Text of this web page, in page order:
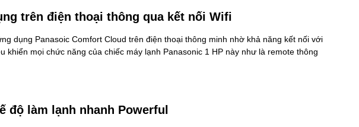
trên điện thoại thông qua kết nối Wifi
dụng Panasoic Comfort Cloud trên điện thoại thông minh nhờ khả năng kết nối với
khiển mọi chức năng của chiếc máy lạnh Panasonic 1 HP này như là remote thông
làm lạnh nhanh Powerful